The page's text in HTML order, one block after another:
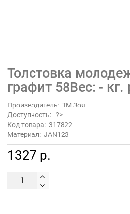
Толстовка
графит 58Вес: - кг.
Производитель: ТМ Зоя
Доступность: ?>
Код товара: 317822
Материал: JAN123
1327 р.